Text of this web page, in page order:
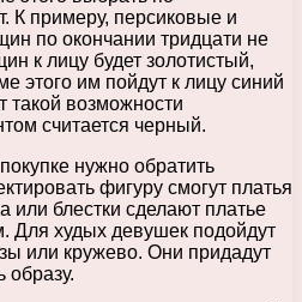
К примеру, персиковые и
по окончании тридцати не
к лицу будет золотистый,
этого им пойдут к лицу синий
такой возможности
считается черный.
нужно обратить
фигуру смогут платья
или блестки сделают платье
Для худых девушек подойдут
или кружево. Они придадут
образу.